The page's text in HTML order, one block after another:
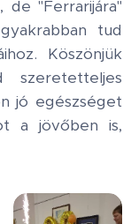
"Ferrarijára"
tud
Köszönjük
szeretetteljes
jó egészséget
a jövőben is,